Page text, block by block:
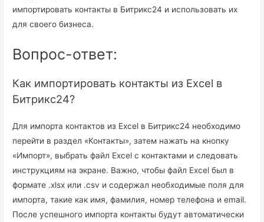
импортировать контакты в Битрикс24 и использовать их
для своего бизнеса.
Вопрос-ответ:
Как импортировать контакты из Excel в
Битрикс24?
Для импорта контактов из Excel в Битрикс24 необходимо
перейти в раздел «Контакты», затем нажать на кнопку
«Импорт», выбрать файл Excel с контактами и следовать
инструкциям на экране. Важно, чтобы файл Excel был в
формате .xlsx или .csv и содержал необходимые поля для
импорта, такие как имя, фамилия, номер телефона и email.
После успешного импорта контакты будут автоматически